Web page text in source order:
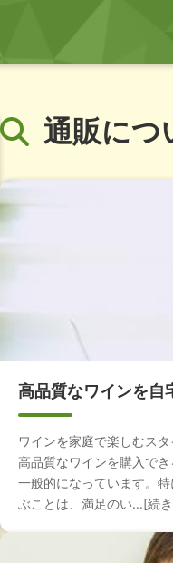
通販につ
高品質なワインを自
ワインを家庭で楽しむス
高品質なワインを購入で
一般的になっています。
ぶことは、満足のい...[続